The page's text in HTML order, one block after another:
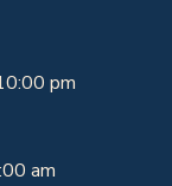
pm
am